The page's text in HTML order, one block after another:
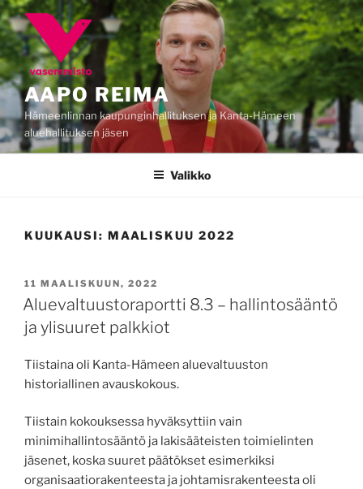
Siirry
sisältöön
AAPO REIMA
Hämeenlinnan kaupunginhallituksen ja Kanta-Hämeen
aluehallituksen jäsen
Valikko
KUUKAUSI: MAALISKUU 2022
JULKAISTU
11 MAALISKUUN, 2022
Aluevaltuustoraportti 8.3 – hallintosääntö
ja ylisuuret palkkiot
Tiistaina oli Kanta-Hämeen aluevaltuuston
historiallinen avauskokous.
Tiistain kokouksessa hyväksyttiin vain
minimihallintosääntö ja lakisääteisten toimielinten
jäsenet, koska suuret päätökset esimerkiksi
organisaatiorakenteesta ja johtamisrakenteesta oli